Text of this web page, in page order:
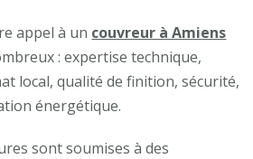
appel à un couvreur à Amiens
: expertise technique,
local, qualité de finition, sécurité,
énergétique.
sont soumises à des